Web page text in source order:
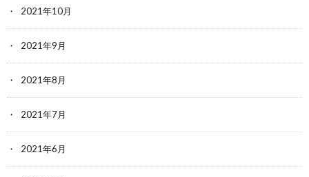
2021年10月
2021年9月
2021年8月
2021年7月
2021年6月